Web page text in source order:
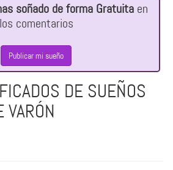
soñado de forma Gratuitaen
los comentarios
Publicar mi sueño
DE SUEÑOS
VARÓN